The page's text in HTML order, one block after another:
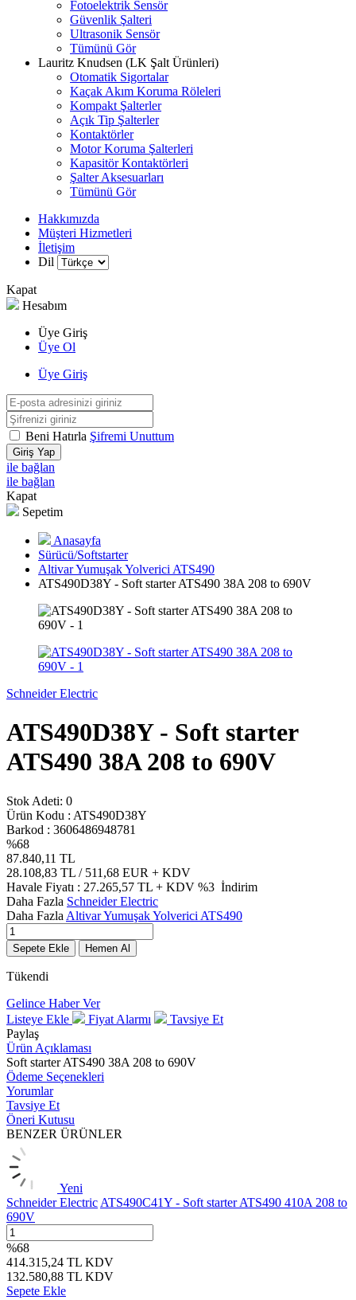
Fotoelektrik Sensör
Güvenlik Şalteri
Ultrasonik Sensör
Tümünü Gör
Lauritz Knudsen (LK Şalt Ürünleri)
Otomatik Sigortalar
Kaçak Akım Koruma Röleleri
Kompakt Şalterler
Açık Tip Şalterler
Kontaktörler
Motor Koruma Şalterleri
Kapasitör Kontaktörleri
Şalter Aksesuarları
Tümünü Gör
Hakkımızda
Müşteri Hizmetleri
İletişim
Dil
Kapat
Hesabım
Üye Giriş
Üye Ol
Üye Giriş
Beni Hatırla Şifremi Unuttum
Giriş Yap
ile bağlan
ile bağlan
Kapat
Sepetim
Anasayfa
Sürücü/Softstarter
Altivar Yumuşak Yolverici ATS490
ATS490D38Y - Soft starter ATS490 38A 208 to 690V
Schneider Electric
ATS490D38Y - Soft starter
ATS490 38A 208 to 690V
Stok Adeti: 0
Ürün Kodu : ATS490D38Y
Barkod : 3606486948781
%68
87.840,11 TL
28.108,83 TL / 511,68 EUR + KDV
Havale Fiyatı : 27.265,57 TL + KDV %3 İndirim
Daha Fazla Schneider Electric
Daha Fazla Altivar Yumuşak Yolverici ATS490
Sepete Ekle Hemen Al
Tükendi
Gelince Haber Ver
Listeye Ekle
Fiyat Alarmı
Tavsiye Et
Paylaş
Ürün Açıklaması
Soft starter ATS490 38A 208 to 690V
Ödeme Seçenekleri
Yorumlar
Tavsiye Et
Öneri Kutusu
BENZER ÜRÜNLER
Yeni
Schneider Electric ATS490C41Y - Soft starter ATS490 410A 208 to
690V
%68
414.315,24 TL KDV
132.580,88 TL KDV
Sepete Ekle